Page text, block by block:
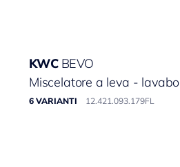
KWC BEVO
Miscelatore a leva - lavabo
6 VARIANTI 12.421.093.179FL